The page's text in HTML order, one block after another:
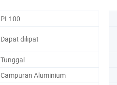
PL100
Dapat dilipat
Tunggal
Campuran Aluminium